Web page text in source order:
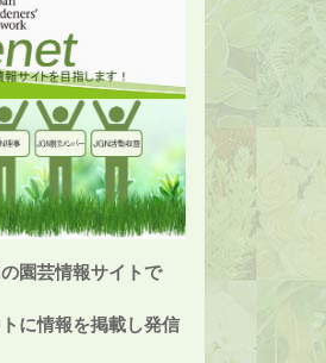
園芸情報サイトで
に情報を掲載し発信